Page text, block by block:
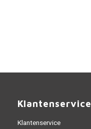
Klantenservice
Klantenservice